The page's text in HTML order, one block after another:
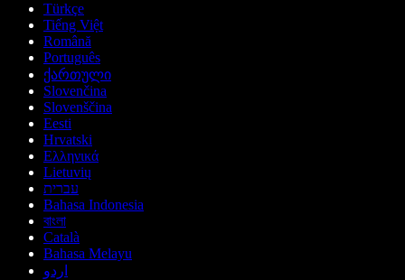
Türkçe
Tiếng Việt
Română
Português
ქართული
Slovenčina
Slovenščina
Eesti
Hrvatski
Ελληνικά
Lietuvių
עברית
Bahasa Indonesia
বাংলা
Català
Bahasa Melayu
اردو